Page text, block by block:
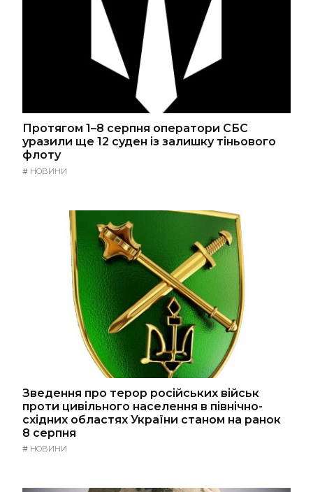
Протягом 1–8 серпня оператори СБС
уразили ще 12 суден із залишку тіньового
флоту
# НОВИНИ
Зведення про терор російських військ
проти цивільного населення в північно-
східних областях України станом на ранок
8 серпня
# НОВИНИ